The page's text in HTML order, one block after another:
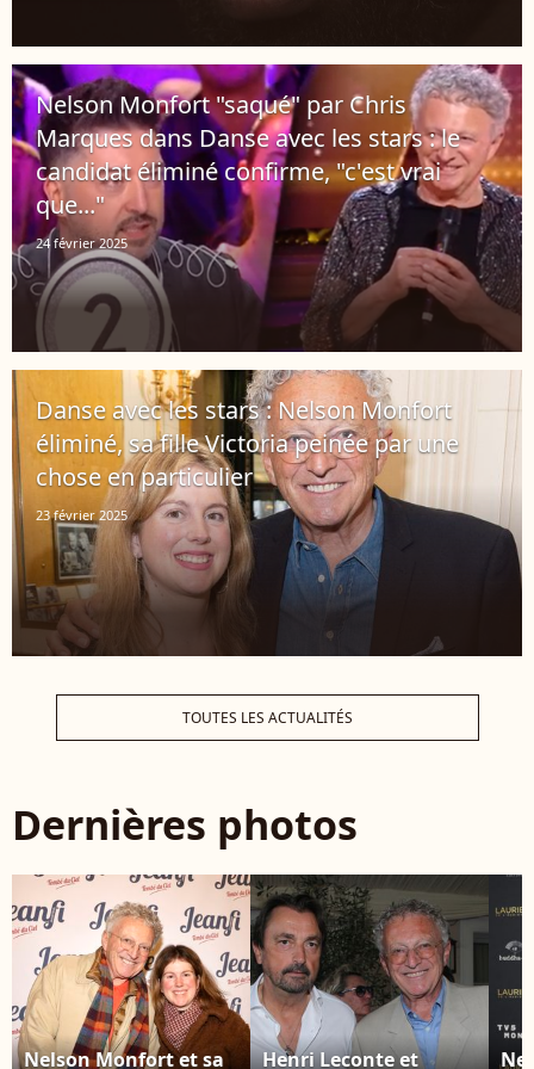
Nelson Monfort "saqué" par Chris
Marques dans Danse avec les stars : le
candidat éliminé confirme, "c'est vrai
que..."
24 février 2025
Danse avec les stars : Nelson Monfort
éliminé, sa fille Victoria peinée par une
chose en particulier
23 février 2025
TOUTES LES ACTUALITÉS
Dernières photos
Nelson Monfort et sa Henri Leconte et